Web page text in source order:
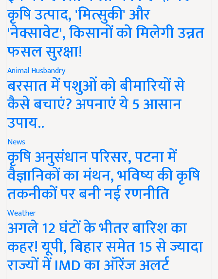
कृषि उत्पाद, 'मित्सुकी' और
'नेक्सावेट', किसानों को मिलेगी उन्नत
फसल सुरक्षा!
Animal Husbandry
बरसात में पशुओं को बीमारियों से
कैसे बचाएं? अपनाएं ये 5 आसान
उपाय..
News
कृषि अनुसंधान परिसर, पटना में
वैज्ञानिकों का मंथन, भविष्य की कृषि
तकनीकों पर बनी नई रणनीति
Weather
अगले 12 घंटों के भीतर बारिश का
कहर! यूपी, बिहार समेत 15 से ज्यादा
राज्यों में IMD का ऑरेंज अलर्ट